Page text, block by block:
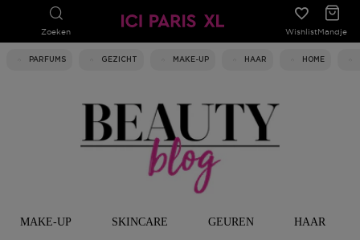
Zoeken WishlistMandje
PARFUMS GEZICHT MAKE-UP HAAR HOME
MAKE-UP SKINCARE GEUREN HAAR